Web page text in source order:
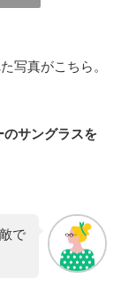
写真がこちら。
サングラスを
で